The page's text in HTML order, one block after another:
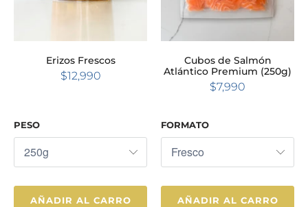
Erizos Frescos
$12,990
PESO
AÑADIR AL CARRO
Cubos de Salmón
Atlántico Premium (250g)
$7,990
FORMATO
AÑADIR AL CARRO